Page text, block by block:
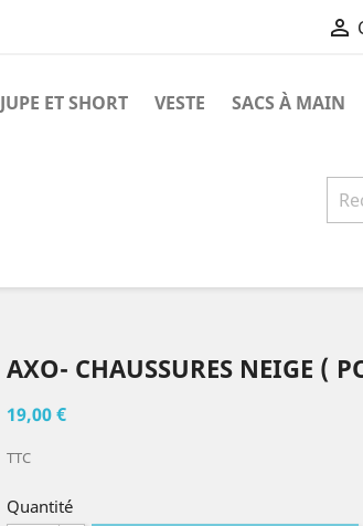

JUPE ET SHORT VESTE SACS À MAIN
AXO- CHAUSSURES NEIGE (
19,00 €
TTC
Quantité